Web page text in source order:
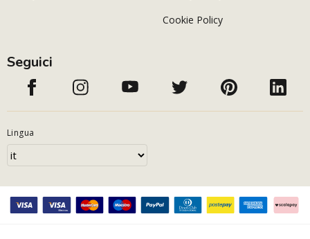
Cookie Policy
Seguici
Lingua